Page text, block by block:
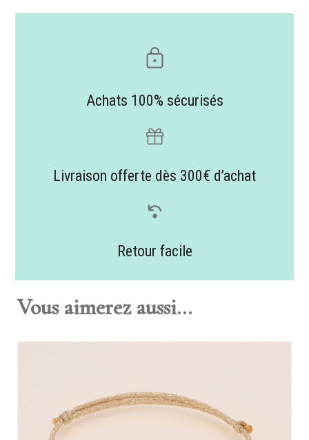
Achats 100% sécurisés
Livraison offerte dès 300€ d’achat
Retour facile
Vous aimerez aussi...